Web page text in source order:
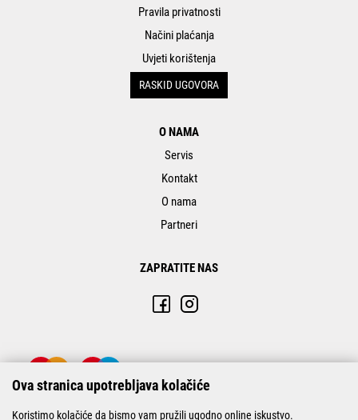
Pravila privatnosti
Načini plaćanja
Uvjeti korištenja
RASKID UGOVORA
O NAMA
Servis
Kontakt
O nama
Partneri
ZAPRATITE NAS
Ova stranica upotrebljava kolačiće
Koristimo kolačiće da bismo vam pružili ugodno online iskustvo.